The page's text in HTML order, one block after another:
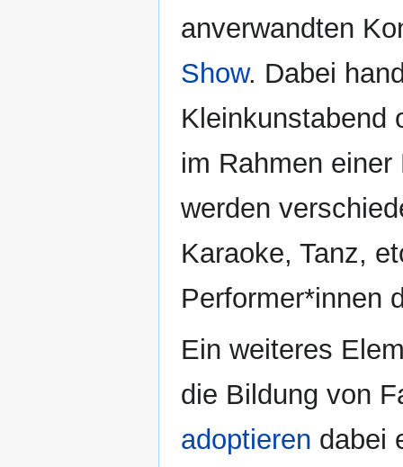
anverwandten
Show. Dabei
Kleinkunstabend
im Rahmen
werden
Karaoke, Tanz,
Performer*innen
Ein weiteres
die Bildung von
adoptieren dabei